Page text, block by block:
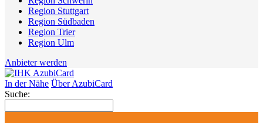
Region Stuttgart
Region Südbaden
Region Trier
Region Ulm
Anbieter werden
In der Nähe Über AzubiCard
Suche: